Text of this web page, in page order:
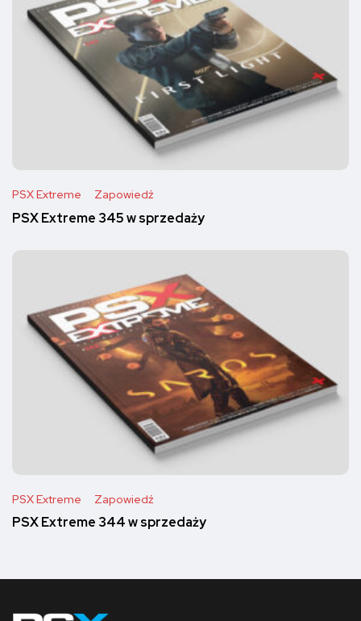
PSX Extreme Zapowiedź
PSX Extreme 345 w sprzedaży
PSX Extreme Zapowiedź
PSX Extreme 344 w sprzedaży